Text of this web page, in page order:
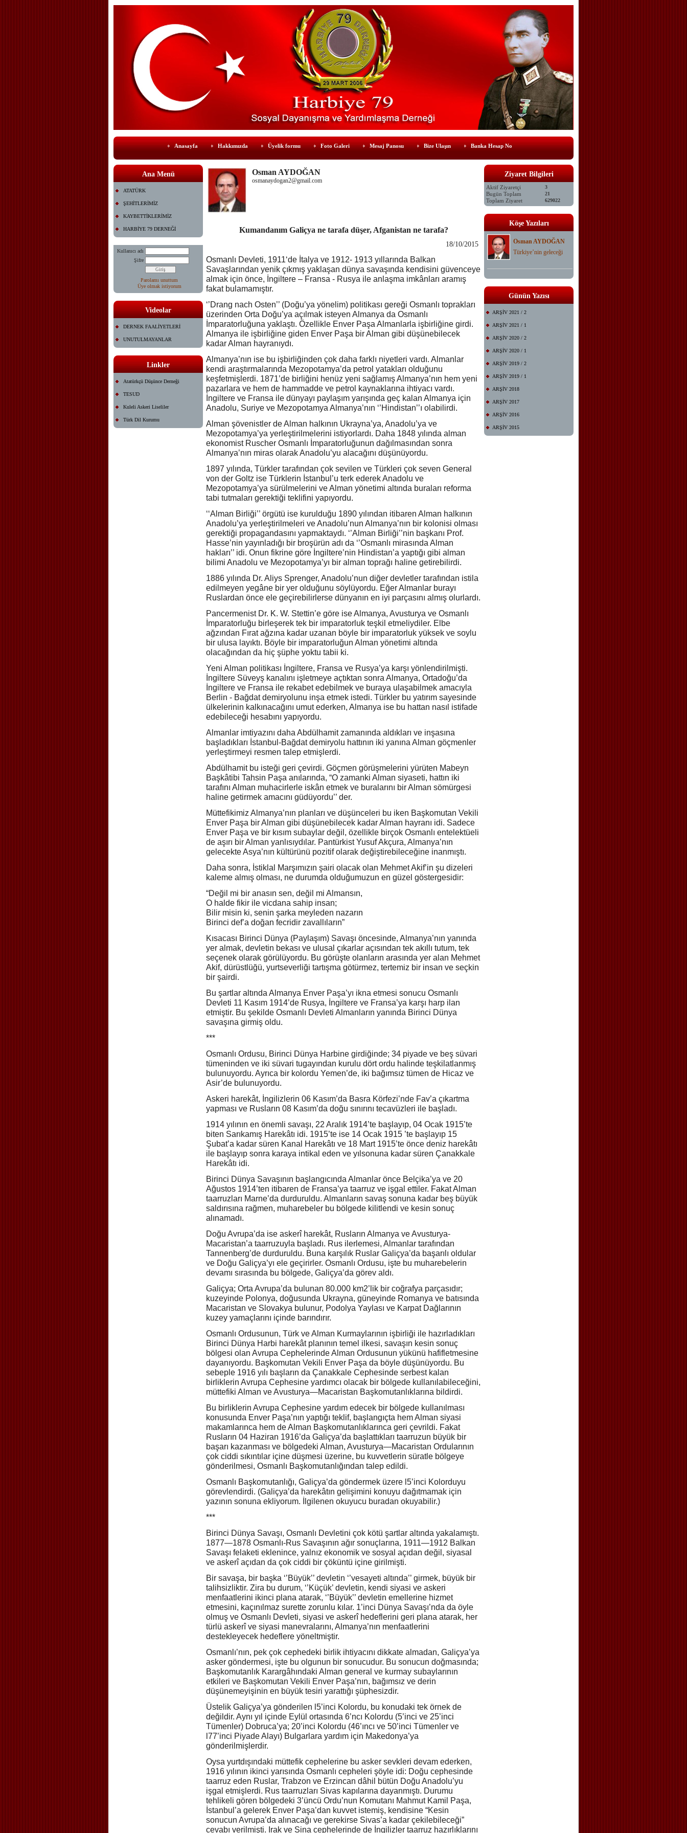
Anasayfa Hakkımızda Üyelik formu Foto Galeri Mesaj Panosu Bize Ulaşın Banka Hesap No
Ana Menü
ATATÜRK
ŞEHİTLERİMİZ
KAYBETTİKLERİMİZ
HARBİYE 79 DERNEĞİ
Kullanıcı adı
Şifre
Parolamı unuttum
Üye olmak istiyorum
Videolar
DERNEK FAALİYETLERİ
UNUTULMAYANLAR
Linkler
Atatürkçü Düşünce Derneği
TESUD
Kuleli Askeri Liseliler
Türk Dil Kurumu
Osman AYDOĞAN
osmanaydogan2@gmail.com
Kumandanım Galiçya ne tarafa düşer, Afganistan ne tarafa?
18/10/2015
Osmanlı Devleti, 1911‘de İtalya ve 1912- 1913 yıllarında Balkan
Savaşlarından yenik çıkmış yaklaşan dünya savaşında kendisini güvenceye
almak için önce, İngiltere – Fransa - Rusya ile anlaşma imkânları aramış
fakat bulamamıştır.
‘’Drang nach Osten’’ (Doğu’ya yönelim) politikası gereği Osmanlı toprakları
üzerinden Orta Doğu’ya açılmak isteyen Almanya da Osmanlı
İmparatorluğuna yaklaştı. Özellikle Enver Paşa Almanlarla işbirliğine girdi.
Almanya ile işbirliğine giden Enver Paşa bir Alman gibi düşünebilecek
kadar Alman hayranıydı.
Almanya’nın ise bu işbirliğinden çok daha farklı niyetleri vardı. Almanlar
kendi araştırmalarında Mezopotamya’da petrol yatakları olduğunu
keşfetmişlerdi. 1871’de birliğini henüz yeni sağlamış Almanya’nın hem yeni
pazarlara ve hem de hammadde ve petrol kaynaklarına ihtiyacı vardı.
İngiltere ve Fransa ile dünyayı paylaşım yarışında geç kalan Almanya için
Anadolu, Suriye ve Mezopotamya Almanya’nın ‘’Hindistan’’ı olabilirdi.
Alman şövenistler de Alman halkının Ukrayna’ya, Anadolu’ya ve
Mezopotamya’ya yerleştirilmelerini istiyorlardı. Daha 1848 yılında alman
ekonomist Ruscher Osmanlı İmparatorluğunun dağılmasından sonra
Almanya’nın miras olarak Anadolu’yu alacağını düşünüyordu.
1897 yılında, Türkler tarafından çok sevilen ve Türkleri çok seven General
von der Goltz ise Türklerin İstanbul’u terk ederek Anadolu ve
Mezopotamya’ya sürülmelerini ve Alman yönetimi altında buraları reforma
tabi tutmaları gerektiği teklifini yapıyordu.
‘‘Alman Birliği’’ örgütü ise kurulduğu 1890 yılından itibaren Alman halkının
Anadolu’ya yerleştirilmeleri ve Anadolu’nun Almanya’nın bir kolonisi olması
gerektiği propagandasını yapmaktaydı. ‘’Alman Birliği’’nin başkanı Prof.
Hasse’nin yayınladığı bir broşürün adı da ‘’Osmanlı mirasında Alman
hakları’’ idi. Onun fikrine göre İngiltere’nin Hindistan’a yaptığı gibi alman
bilimi Anadolu ve Mezopotamya’yı bir alman toprağı haline getirebilirdi.
1886 yılında Dr. Aliys Sprenger, Anadolu’nun diğer devletler tarafından istila
edilmeyen yegâne bir yer olduğunu söylüyordu. Eğer Almanlar burayı
Ruslardan önce ele geçirebilirlerse dünyanın en iyi parçasını almış olurlardı.
Pancermenist Dr. K. W. Stettin’e göre ise Almanya, Avusturya ve Osmanlı
İmparatorluğu birleşerek tek bir imparatorluk teşkil etmeliydiler. Elbe
ağzından Fırat ağzına kadar uzanan böyle bir imparatorluk yüksek ve soylu
bir ulusa layıktı. Böyle bir imparatorluğun Alman yönetimi altında
olacağından da hiç şüphe yoktu tabii ki.
Yeni Alman politikası İngiltere, Fransa ve Rusya’ya karşı yönlendirilmişti.
İngiltere Süveyş kanalını işletmeye açtıktan sonra Almanya, Ortadoğu’da
İngiltere ve Fransa ile rekabet edebilmek ve buraya ulaşabilmek amacıyla
Berlin - Bağdat demiryolunu inşa etmek istedi. Türkler bu yatırım sayesinde
ülkelerinin kalkınacağını umut ederken, Almanya ise bu hattan nasıl istifade
edebileceği hesabını yapıyordu.
Almanlar imtiyazını daha Abdülhamit zamanında aldıkları ve inşasına
başladıkları İstanbul-Bağdat demiryolu hattının iki yanına Alman göçmenler
yerleştirmeyi resmen talep etmişlerdi.
Abdülhamit bu isteği geri çevirdi. Göçmen görüşmelerini yürüten Mabeyn
Başkâtibi Tahsin Paşa anılarında, “O zamanki Alman siyaseti, hattın iki
tarafını Alman muhacirlerle iskân etmek ve buralarını bir Alman sömürgesi
haline getirmek amacını güdüyordu’’ der.
Müttefikimiz Almanya’nın planları ve düşünceleri bu iken Başkomutan Vekili
Enver Paşa bir Alman gibi düşünebilecek kadar Alman hayranı idi. Sadece
Enver Paşa ve bir kısım subaylar değil, özellikle birçok Osmanlı entelektüeli
de aşırı bir Alman yanlısıydılar. Pantürkist Yusuf Akçura, Almanya’nın
gelecekte Asya’nın kültürünü pozitif olarak değiştirebileceğine inanmıştı.
Daha sonra, İstiklal Marşımızın şairi olacak olan Mehmet Akif’in şu dizeleri
kaleme almış olması, ne durumda olduğumuzun en güzel göstergesidir:
“Değil mi bir anasın sen, değil mi Almansın,
O halde fikir ile vicdana sahip insan;
Bilir misin ki, senin şarka meyleden nazarın
Birinci def’a doğan fecridir zavallıların”
Kısacası Birinci Dünya (Paylaşım) Savaşı öncesinde, Almanya’nın yanında
yer almak, devletin bekası ve ulusal çıkarlar açısından tek akıllı tutum, tek
seçenek olarak görülüyordu. Bu görüşte olanların arasında yer alan Mehmet
Akif, dürüstlüğü, yurtseverliği tartışma götürmez, tertemiz bir insan ve seçkin
bir şairdi.
Bu şartlar altında Almanya Enver Paşa’yı ikna etmesi sonucu Osmanlı
Devleti 11 Kasım 1914’de Rusya, İngiltere ve Fransa’ya karşı harp ilan
etmiştir. Bu şekilde Osmanlı Devleti Almanların yanında Birinci Dünya
savaşına girmiş oldu.
***
Osmanlı Ordusu, Birinci Dünya Harbine girdiğinde; 34 piyade ve beş süvari
tümeninden ve iki süvari tugayından kurulu dört ordu halinde teşkilatlanmış
bulunuyordu. Ayrıca bir kolordu Yemen’de, iki bağımsız tümen de Hicaz ve
Asir’de bulunuyordu.
Askeri harekât, İngilizlerin 06 Kasım’da Basra Körfezi’nde Fav’a çıkartma
yapması ve Rusların 08 Kasım’da doğu sınırını tecavüzleri ile başladı.
1914 yılının en önemli savaşı, 22 Aralık 1914’te başlayıp, 04 Ocak 1915’te
biten Sarıkamış Harekâtı idi. 1915’te ise 14 Ocak 1915 ’te başlayıp 15
Şubat’a kadar süren Kanal Harekâtı ve 18 Mart 1915’te önce deniz harekâtı
ile başlayıp sonra karaya intikal eden ve yılsonuna kadar süren Çanakkale
Harekâtı idi.
Birinci Dünya Savaşının başlangıcında Almanlar önce Belçika’ya ve 20
Ağustos 1914’ten itibaren de Fransa’ya taarruz ve işgal ettiler. Fakat Alman
taarruzları Marne’da durduruldu. Almanların savaş sonuna kadar beş büyük
saldırısına rağmen, muharebeler bu bölgede kilitlendi ve kesin sonuç
alınamadı.
Doğu Avrupa’da ise askerî harekât, Rusların Almanya ve Avusturya-
Macaristan’a taarruzuyla başladı. Rus ilerlemesi, Almanlar tarafından
Tannenberg’de durduruldu. Buna karşılık Ruslar Galiçya’da başarılı oldular
ve Doğu Galiçya’yı ele geçirirler. Osmanlı Ordusu, işte bu muharebelerin
devamı sırasında bu bölgede, Galiçya’da görev aldı.
Galiçya; Orta Avrupa’da bulunan 80.000 km2’lik bir coğrafya parçasıdır;
kuzeyinde Polonya, doğusunda Ukrayna, güneyinde Romanya ve batısında
Macaristan ve Slovakya bulunur, Podolya Yaylası ve Karpat Dağlarının
kuzey yamaçlarını içinde barındırır.
Osmanlı Ordusunun, Türk ve Alman Kurmaylarının işbirliği ile hazırladıkları
Birinci Dünya Harbi harekât planının temel ilkesi, savaşın kesin sonuç
bölgesi olan Avrupa Cephelerinde Alman Ordusunun yükünü hafifletmesine
dayanıyordu. Başkomutan Vekili Enver Paşa da böyle düşünüyordu. Bu
sebeple 1916 yılı başların da Çanakkale Cephesinde serbest kalan
birliklerin Avrupa Cephesine yardımcı olacak bir bölgede kullanılabileceğini,
müttefiki Alman ve Avusturya—Macaristan Başkomutanlıklarına bildirdi.
Bu birliklerin Avrupa Cephesine yardım edecek bir bölgede kullanılması
konusunda Enver Paşa’nın yaptığı teklif, başlangıçta hem Alman siyasi
makamlarınca hem de Alman Başkomutanlıklarınca geri çevrildi. Fakat
Rusların 04 Haziran 1916’da Galiçya’da başlattıkları taarruzun büyük bir
başarı kazanması ve bölgedeki Alman, Avusturya—Macaristan Ordularının
çok ciddi sıkıntılar içine düşmesi üzerine, bu kuvvetlerin süratle bölgeye
gönderilmesi, Osmanlı Başkomutanlığından talep edildi.
Osmanlı Başkomutanlığı, Galiçya’da göndermek üzere l5’inci Kolorduyu
görevlendirdi. (Galiçya’da harekâtın gelişimini konuyu dağıtmamak için
yazının sonuna ekliyorum. İlgilenen okuyucu buradan okuyabilir.)
***
Birinci Dünya Savaşı, Osmanlı Devletini çok kötü şartlar altında yakalamıştı.
1877—1878 Osmanlı-Rus Savaşının ağır sonuçlarına, 1911—1912 Balkan
Savaşı felaketi eklenince, yalnız ekonomik ve sosyal açıdan değil, siyasal
ve askerî açıdan da çok ciddi bir çöküntü içine girilmişti.
Bir savaşa, bir başka ‘’Büyük’’ devletin ‘’vesayeti altında’’ girmek, büyük bir
talihsizliktir. Zira bu durum, ‘’Küçük’ devletin, kendi siyasi ve askeri
menfaatlerini ikinci plana atarak, ‘’Büyük’’ devletin emellerine hizmet
etmesini, kaçınılmaz surette zorunlu kılar. 1’inci Dünya Savaşı’nda da öyle
olmuş ve Osmanlı Devleti, siyasi ve askerî hedeflerini geri plana atarak, her
türlü askerî ve siyasi manevralarını, Almanya’nın menfaatlerini
destekleyecek hedeflere yöneltmiştir.
Osmanlı’nın, pek çok cephedeki birlik ihtiyacını dikkate almadan, Galiçya’ya
asker göndermesi, işte bu olgunun bir sonucudur. Bu sonucun doğmasında;
Başkomutanlık Karargâhındaki Alman general ve kurmay subaylarının
etkileri ve Başkomutan Vekili Enver Paşa’nın, bağımsız ve derin
düşünemeyişinin en büyük tesiri yarattığı şüphesizdir.
Üstelik Galiçya’ya gönderilen l5’inci Kolordu, bu konudaki tek örnek de
değildir. Aynı yıl içinde Eylül ortasında 6’ncı Kolordu (5’inci ve 25’inci
Tümenler) Dobruca’ya; 20’inci Kolordu (46’ıncı ve 50’inci Tümenler ve
l77’inci Piyade Alayı) Bulgarlara yardım için Makedonya’ya
gönderilmişlerdir.
Oysa yurtdışındaki müttefik cephelerine bu asker sevkleri devam ederken,
1916 yılının ikinci yarısında Osmanlı cepheleri şöyle idi: Doğu cephesinde
taarruz eden Ruslar, Trabzon ve Erzincan dâhil bütün Doğu Anadolu’yu
işgal etmişlerdi. Rus taarruzları Sivas kapılarına dayanmıştı. Durumu
tehlikeli gören bölgedeki 3’üncü Ordu’nun Komutanı Mahmut Kamil Paşa,
İstanbul’a gelerek Enver Paşa’dan kuvvet istemiş, kendisine “Kesin
sonucun Avrupa’da alınacağı ve gerekirse Sivas’a kadar çekilebileceği”
cevabı verilmişti. Irak ve Sina cephelerinde de İngilizler taarruz hazırlıklarını
Ziyaret Bilgileri
Aktif Ziyaretçi 3
Bugün Toplam 21
Toplam Ziyaret 629022
Köşe Yazıları
Osman AYDOĞAN
Türkiye’nin geleceği
Günün Yazısı
ARŞİV 2021 / 2
ARŞİV 2021 / 1
ARŞİV 2020 / 2
ARŞİV 2020 / 1
ARŞİV 2019 / 2
ARŞİV 2019 / 1
ARŞİV 2018
ARŞİV 2017
ARŞİV 2016
ARŞİV 2015